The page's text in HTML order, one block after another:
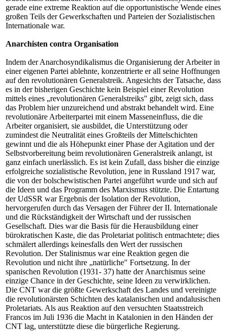
gerade eine extreme Reaktion auf die opportunistische Wende eines
großen Teils der Gewerkschaften und Parteien der Sozialistischen
Internationale war.
Anarchisten contra Organisation
Indem der Anarchosyndikalismus die Organisierung der Arbeiter in
einer eigenen Partei ablehnte, konzentrierte er all seine Hoffnungen
auf den revolutionären Generalstreik. Angesichts der Tatsache, dass
es in der bisherigen Geschichte kein Beispiel einer Revolution
mittels eines „revolutionären Generalstreiks" gibt, zeigt sich, dass
das Problem hier unzureichend und abstrakt behandelt wird. Eine
revolutionäre Arbeiterpartei mit einem Masseneinfluss, die die
Arbeiter organisiert, sie ausbildet, die Unterstützung oder
zumindest die Neutralität eines Großteils der Mittelschichten
gewinnt und die als Höhepunkt einer Phase der Agitation und der
Selbstvorbereitung beim revolutionären Generalstreik anlangt, ist
ganz einfach unerlässlich. Es ist kein Zufall, dass bisher die einzige
erfolgreiche sozialistische Revolution, jene in Russland 1917 war,
die von der bolschewistischen Partei angeführt wurde und sich auf
die Ideen und das Programm des Marxismus stützte. Die Entartung
der UdSSR war Ergebnis der Isolation der Revolution,
hervorgerufen durch das Versagen der Führer der II. Internationale
und die Rückständigkeit der Wirtschaft und der russischen
Gesellschaft. Dies war die Basis für die Herausbildung einer
bürokratischen Kaste, die das Proletariat politisch entmachtete; dies
schmälert allerdings keinesfalls den Wert der russischen
Revolution. Der Stalinismus war eine Reaktion gegen die
Revolution und nicht ihre „natürliche" Fortsetzung. In der
spanischen Revolution (1931- 37) hatte der Anarchismus seine
einzige Chance in der Geschichte, seine Ideen zu verwirklichen.
Die CNT war die größte Gewerkschaft des Landes und vereinigte
die revolutionärsten Schichten des katalanischen und andalusischen
Proletariats. Als aus Reaktion auf den versuchten Staatsstreich
Francos im Juli 1936 die Macht in Katalonien in den Händen der
CNT lag, unterstützte diese die bürgerliche Regierung.